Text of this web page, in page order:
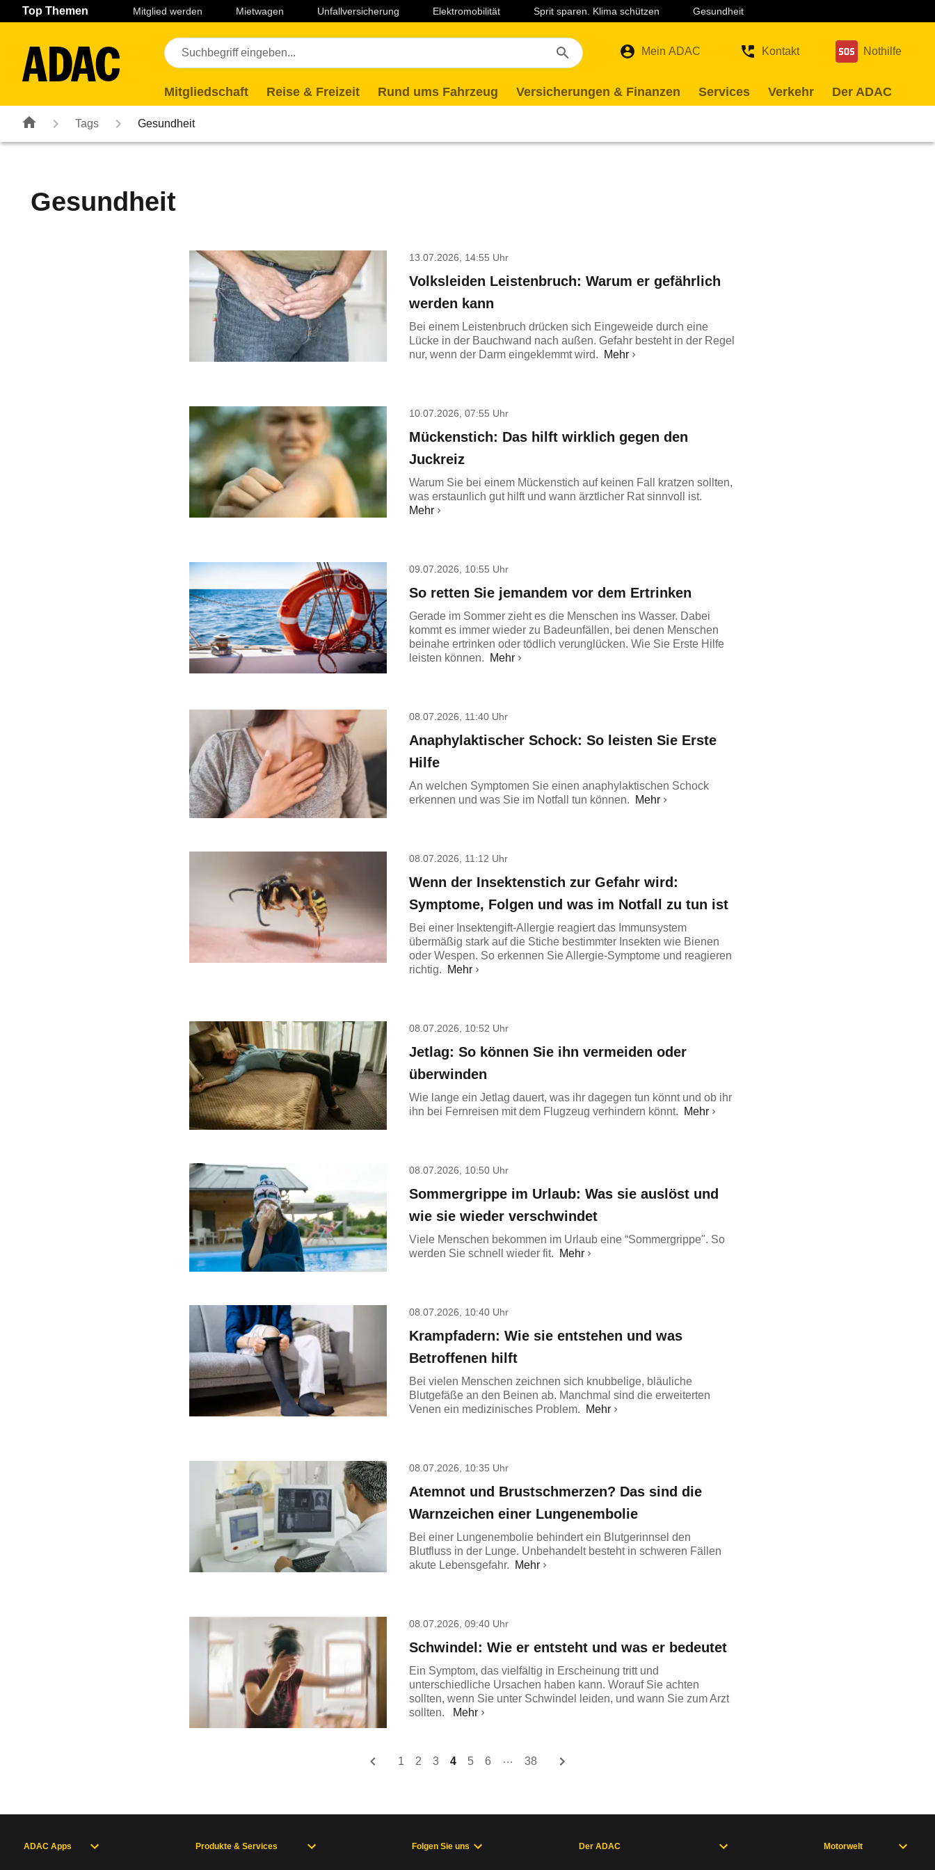
Navigation Seiteninhalt Fußzeile
Top Themen Mitglied werden Mietwagen Unfallversicherung Elektromobilität Sprit sparen. Klima schützen Gesundheit
Mein ADAC Kontakt Nothilfe
Mitgliedschaft Reise & Freizeit Rund ums Fahrzeug Versicherungen & Finanzen Services Verkehr Der ADAC
Tags Gesundheit
Gesundheit
13.07.2026, 14:55 Uhr
Volksleiden Leistenbruch: Warum er gefährlich
werden kann
Bei einem Leistenbruch drücken sich Eingeweide durch eine
Lücke in der Bauchwand nach außen. Gefahr besteht in der Regel
nur, wenn der Darm eingeklemmt wird.
Mehr
10.07.2026, 07:55 Uhr
Mückenstich: Das hilft wirklich gegen den
Juckreiz
Warum Sie bei einem Mückenstich auf keinen Fall kratzen sollten,
was erstaunlich gut hilft und wann ärztlicher Rat sinnvoll ist.
Mehr
09.07.2026, 10:55 Uhr
So retten Sie jemandem vor dem Ertrinken
Gerade im Sommer zieht es die Menschen ins Wasser. Dabei
kommt es immer wieder zu Badeunfällen, bei denen Menschen
beinahe ertrinken oder tödlich verunglücken. Wie Sie Erste Hilfe
leisten können.
Mehr
08.07.2026, 11:40 Uhr
Anaphylaktischer Schock: So leisten Sie Erste
Hilfe
An welchen Symptomen Sie einen anaphylaktischen Schock
erkennen und was Sie im Notfall tun können.
Mehr
08.07.2026, 11:12 Uhr
Wenn der Insektenstich zur Gefahr wird:
Symptome, Folgen und was im Notfall zu tun ist
Bei einer Insektengift-Allergie reagiert das Immunsystem
übermäßig stark auf die Stiche bestimmter Insekten wie Bienen
oder Wespen. So erkennen Sie Allergie-Symptome und reagieren
richtig.
Mehr
08.07.2026, 10:52 Uhr
Jetlag: So können Sie ihn vermeiden oder
überwinden
Wie lange ein Jetlag dauert, was ihr dagegen tun könnt und ob ihr
ihn bei Fernreisen mit dem Flugzeug verhindern könnt.
Mehr
08.07.2026, 10:50 Uhr
Sommergrippe im Urlaub: Was sie auslöst und
wie sie wieder verschwindet
Viele Menschen bekommen im Urlaub eine “Sommergrippe". So
werden Sie schnell wieder fit.
Mehr
08.07.2026, 10:40 Uhr
Krampfadern: Wie sie entstehen und was
Betroffenen hilft
Bei vielen Menschen zeichnen sich knubbelige, bläuliche
Blutgefäße an den Beinen ab. Manchmal sind die erweiterten
Venen ein medizinisches Problem.
Mehr
08.07.2026, 10:35 Uhr
Atemnot und Brustschmerzen? Das sind die
Warnzeichen einer Lungenembolie
Bei einer Lungenembolie behindert ein Blutgerinnsel den
Blutfluss in der Lunge. Unbehandelt besteht in schweren Fällen
akute Lebensgefahr.
Mehr
08.07.2026, 09:40 Uhr
Schwindel: Wie er entsteht und was er bedeutet
Ein Symptom, das vielfältig in Erscheinung tritt und
unterschiedliche Ursachen haben kann. Worauf Sie achten
sollten, wenn Sie unter Schwindel leiden, und wann Sie zum Arzt
sollten.
Mehr
1 2 3 4 5 6 … 38
ADAC Apps Produkte & Services Folgen Sie uns Der ADAC Motorwelt